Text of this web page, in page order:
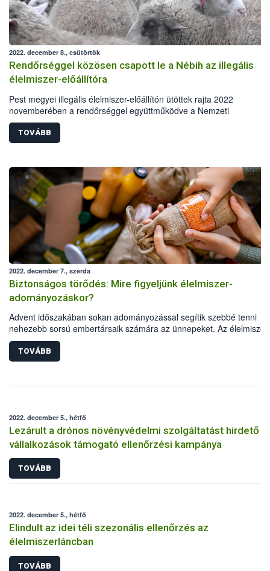
2022. december 8., csütörtök
Rendőrséggel közösen csapott le a Nébih az illegális
élelmiszer-előállítóra
Pest megyei illegális élelmiszer-előállítón ütöttek rajta 2022
novemberében a rendőrséggel együttműködve a Nemzeti
Élelmiszerlánc-biztonsági Hivatal (Nébih) ellenőrei. A helyszínen
bejelentés nélkül, jogsértően számos állatfajt tartottak, az
állategészségügyi és járványvédelmi követelményeket sem
között illegális vágást, feldolgozást és füstölést végeztek
higiéniai körülmények között.
TOVÁBB
2022. december 7., szerda
Biztonságos törődés: Mire figyeljünk élelmiszer-
adományozáskor?
Advent időszakában sokan adományozással segítik szebbé tenni
nehezebb sorsú embertársaik számára az ünnepeket. Az élelmiszer-
adományozás az egyik legkézenfekvőbb és legjobb megoldás,
ennek is megvannak a szabályai. A Nemzeti Élelmiszerlánc-
Hivatal Maradék nélkül programja összegyűjtötte a legfontosabb
segítség és öröm legyen, ne pedig kockázati forrás.
TOVÁBB
2022. december 5., hétfő
Lezárult a drónos növényvédelmi szolgáltatást hirdető
vállalkozások támogató ellenőrzési kampánya
TOVÁBB
2022. december 5., hétfő
Elindult az idei téli szezonális ellenőrzés az
élelmiszerláncban
TOVÁBB